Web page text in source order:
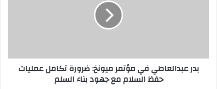
بدر عبدالعاطي في مؤتمر ميونخ: ضرورة تكامل عمليات
حفظ السلام مع جهود بناء السلم